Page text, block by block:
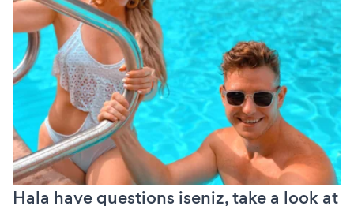
Hala have questions iseniz, take a look at